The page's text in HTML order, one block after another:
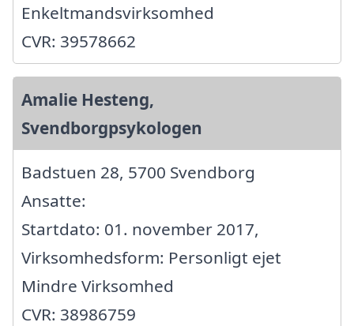
Enkeltmandsvirksomhed
CVR: 39578662
Amalie Hesteng,
Svendborgpsykologen
Badstuen 28, 5700 Svendborg
Ansatte:
Startdato: 01. november 2017,
Virksomhedsform: Personligt ejet
Mindre Virksomhed
CVR: 38986759